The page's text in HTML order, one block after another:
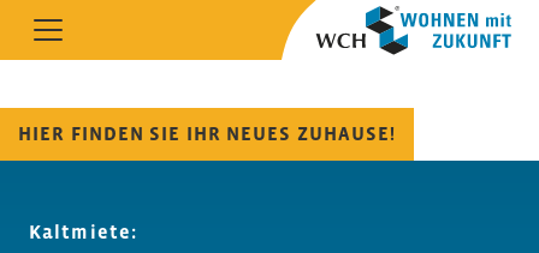
HIER FINDEN SIE IHR NEUES ZUHAUSE!
Kaltmiete: